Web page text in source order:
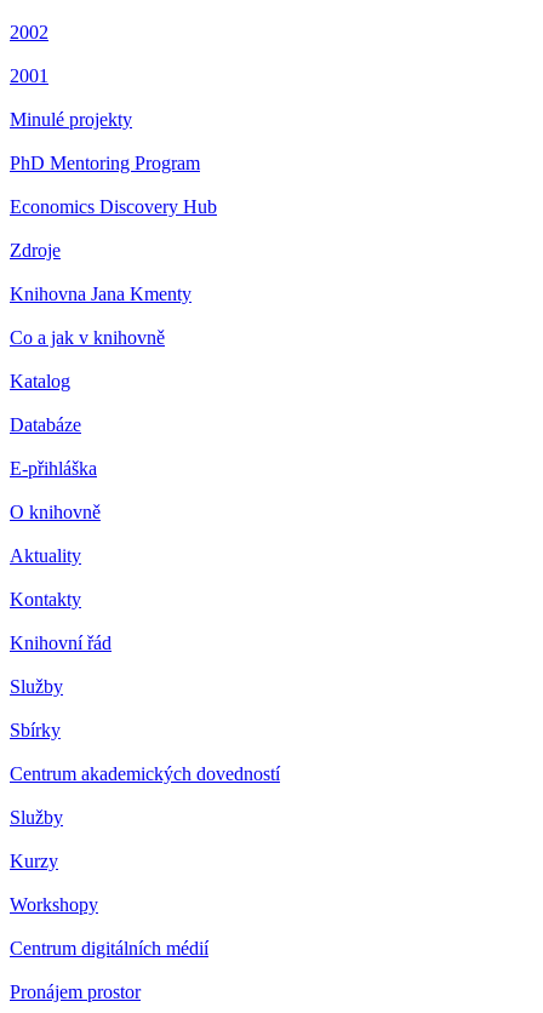
2002
2001
Minulé projekty
PhD Mentoring Program
Economics Discovery Hub
Zdroje
Knihovna Jana Kmenty
Co a jak v knihovně
Katalog
Databáze
E-přihláška
O knihovně
Aktuality
Kontakty
Knihovní řád
Služby
Sbírky
Centrum akademických dovedností
Služby
Kurzy
Workshopy
Centrum digitálních médií
Pronájem prostor